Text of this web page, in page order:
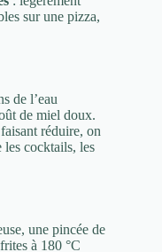
sur une pizza,
de l’eau
de miel doux.
réduire, on
les cocktails, les
une pincée de
à 180 °C